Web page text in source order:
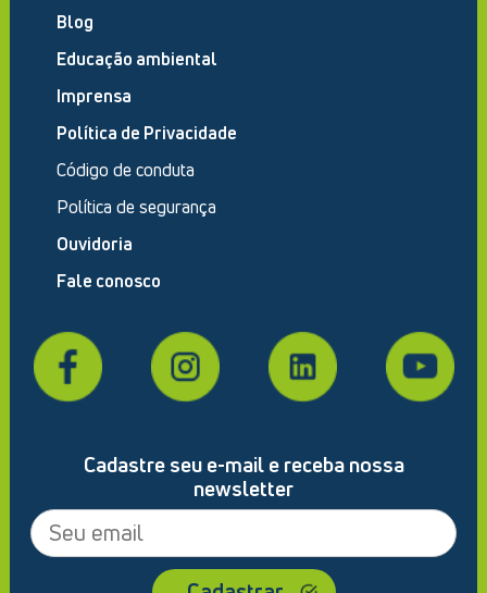
Blog
Educação ambiental
Imprensa
Política de Privacidade
Código de conduta
Política de segurança
Ouvidoria
Fale conosco
Cadastre seu e-mail e receba nossa
newsletter